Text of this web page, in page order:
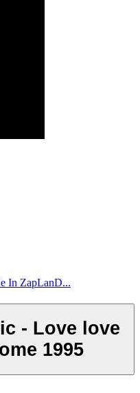
In ZapLanD...
- Love love
1995